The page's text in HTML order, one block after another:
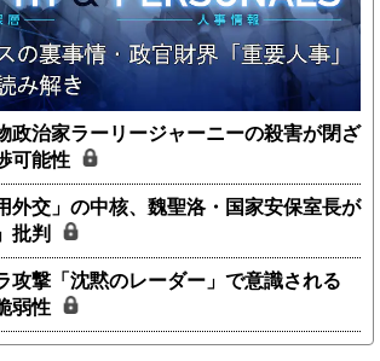
政治家ラーリージャーニーの殺害が閉ざ
可能性
外交」の中核、魏聖洛・国家安保室長が
批判
攻撃「沈黙のレーダー」で意識される
弱性